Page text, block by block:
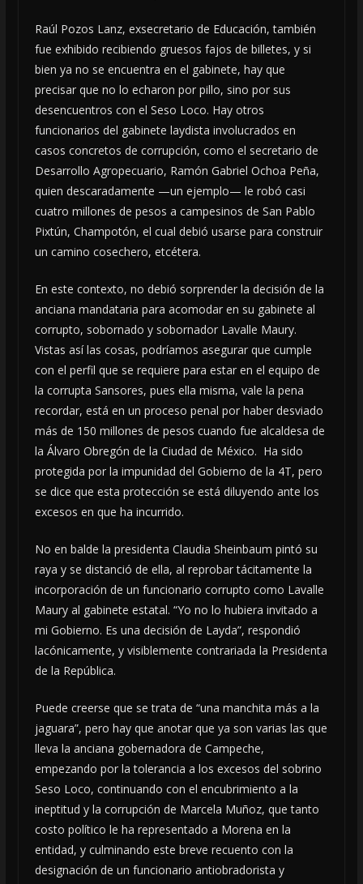
Raúl Pozos Lanz, exsecretario de Educación, también
fue exhibido recibiendo gruesos fajos de billetes, y si
bien ya no se encuentra en el gabinete, hay que
precisar que no lo echaron por pillo, sino por sus
desencuentros con el Seso Loco. Hay otros
funcionarios del gabinete laydista involucrados en
casos concretos de corrupción, como el secretario de
Desarrollo Agropecuario, Ramón Gabriel Ochoa Peña,
quien descaradamente —un ejemplo— le robó casi
cuatro millones de pesos a campesinos de San Pablo
Pixtún, Champotón, el cual debió usarse para construir
un camino cosechero, etcétera.
En este contexto, no debió sorprender la decisión de la
anciana mandataria para acomodar en su gabinete al
corrupto, sobornado y sobornador Lavalle Maury.
Vistas así las cosas, podríamos asegurar que cumple
con el perfil que se requiere para estar en el equipo de
la corrupta Sansores, pues ella misma, vale la pena
recordar, está en un proceso penal por haber desviado
más de 150 millones de pesos cuando fue alcaldesa de
la Álvaro Obregón de la Ciudad de México. Ha sido
protegida por la impunidad del Gobierno de la 4T, pero
se dice que esta protección se está diluyendo ante los
excesos en que ha incurrido.
No en balde la presidenta Claudia Sheinbaum pintó su
raya y se distanció de ella, al reprobar tácitamente la
incorporación de un funcionario corrupto como Lavalle
Maury al gabinete estatal. “Yo no lo hubiera invitado a
mi Gobierno. Es una decisión de Layda”, respondió
lacónicamente, y visiblemente contrariada la Presidenta
de la República.
Puede creerse que se trata de “una manchita más a la
jaguara”, pero hay que anotar que ya son varias las que
lleva la anciana gobernadora de Campeche,
empezando por la tolerancia a los excesos del sobrino
Seso Loco, continuando con el encubrimiento a la
ineptitud y la corrupción de Marcela Muñoz, que tanto
costo político le ha representado a Morena en la
entidad, y culminando este breve recuento con la
designación de un funcionario antiobradorista y